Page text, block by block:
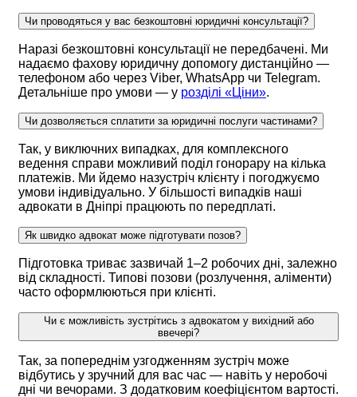
Чи проводяться у вас безкоштовні юридичні консультації?
Наразі безкоштовні консультації не передбачені. Ми
надаємо фахову юридичну допомогу дистанційно —
телефоном або через Viber, WhatsApp чи Telegram.
Детальніше про умови — у розділі «Ціни».
Чи дозволяється сплатити за юридичні послуги частинами?
Так, у виключних випадках, для комплексного
ведення справи можливий поділ гонорару на кілька
платежів. Ми йдемо назустріч клієнту і погоджуємо
умови індивідуально. У більшості випадків наші
адвокати в Дніпрі працюють по передплаті.
Як швидко адвокат може підготувати позов?
Підготовка триває зазвичай 1–2 робочих дні, залежно
від складності. Типові позови (розлучення, аліменти)
часто оформлюються при клієнті.
Чи є можливість зустрітись з адвокатом у вихідний або
ввечері?
Так, за попереднім узгодженням зустріч може
відбутись у зручний для вас час — навіть у неробочі
дні чи вечорами. З додатковим коефіцієнтом вартості.